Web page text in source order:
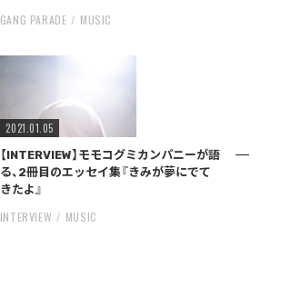
GANG PARADE MUSIC
2021.01.05
【INTERVIEW】モモコグミカンパニーが語
る、2冊目のエッセイ集『きみが夢にでて
きたよ』
INTERVIEW MUSIC